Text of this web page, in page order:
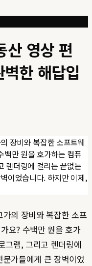
산 영상 편
한 해답입
장비와 복잡한 소프트웨
백만 원을 호가하는 컴퓨
렌더링에 걸리는 끝없는
이었습니다. 하지만 이제,
의 장비와 복잡한 소프
요? 수백만 원을 호가
그램, 그리고 렌더링에
가들에게 큰 장벽이었